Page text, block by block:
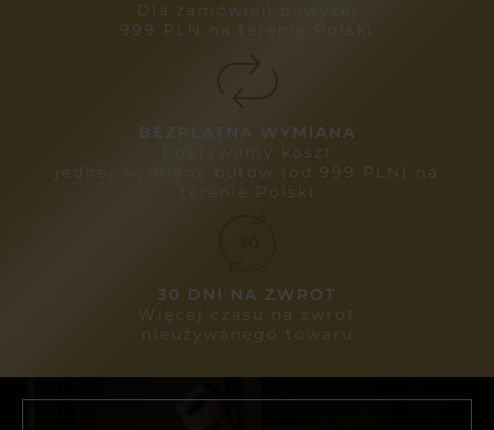
Dla zamówień powyżej
999 PLN na terenie Polski
BEZPŁATNA WYMIANA
Pokrywamy koszt
jednej wymiany butów (od 999 PLN) na
terenie Polski
30 DNI NA ZWROT
Więcej czasu na zwrot
nieużywanego towaru